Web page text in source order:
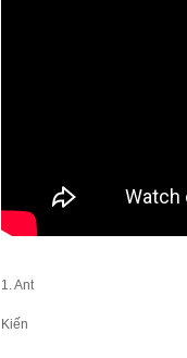
1. Ant
Kiến